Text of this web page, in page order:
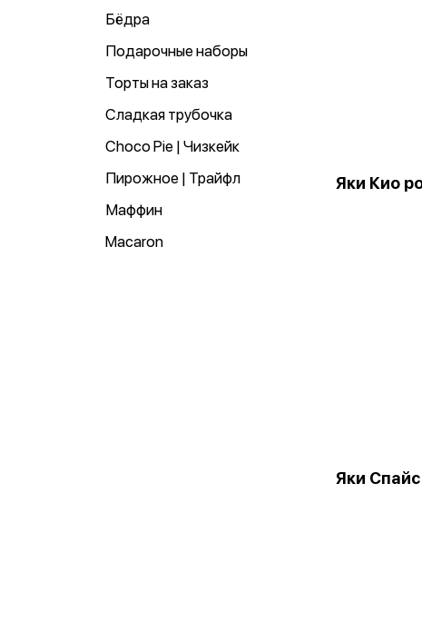
Бёдра
Подарочные наборы
Торты на заказ
Сладкая трубочка
Choco Pie | Чизкейк
Пирожное | Трайфл
Маффин
Macaron
Яки Кио
Яки